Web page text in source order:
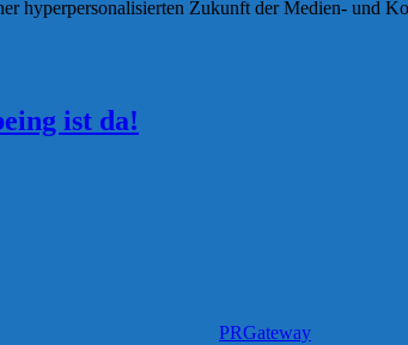
hyperpersonalisierten Zukunft der Medien- und
ist da!
PRGateway